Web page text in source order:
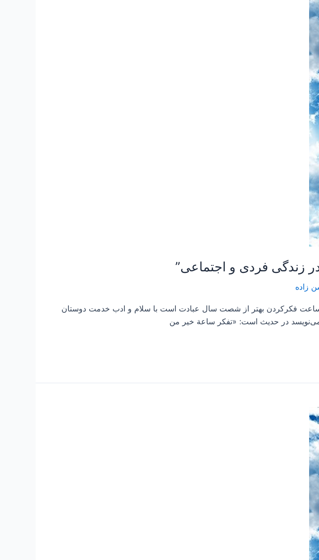
زاده
ساعت فکرکردن بهتر از شصت سال عبادت است با سلام و ادب خدمت دوستان